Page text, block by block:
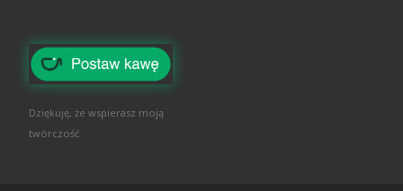
Dziękuję, że wspierasz moją
twórczość